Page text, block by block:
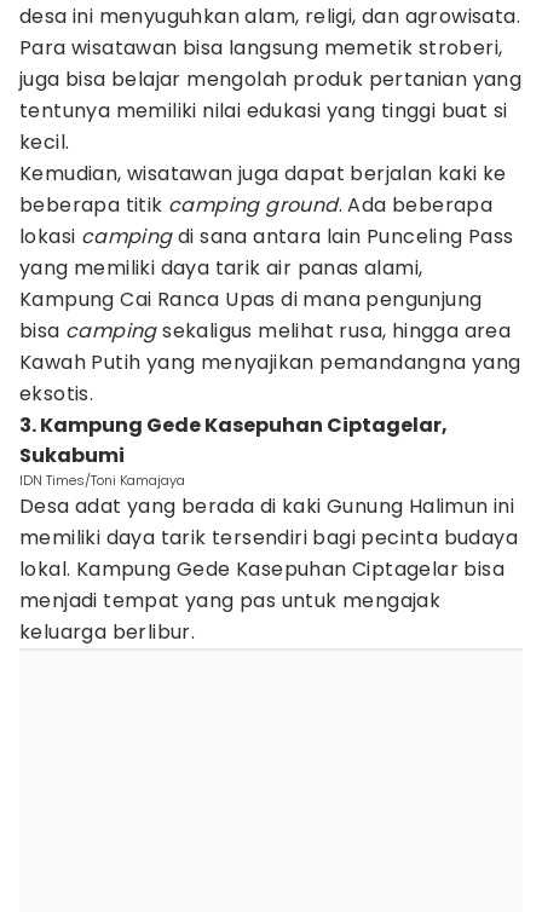
desa ini menyuguhkan alam, religi, dan agrowisata.
Para wisatawan bisa langsung memetik stroberi,
juga bisa belajar mengolah produk pertanian yang
tentunya memiliki nilai edukasi yang tinggi buat si
kecil.
Kemudian, wisatawan juga dapat berjalan kaki ke
beberapa titik camping ground. Ada beberapa
lokasi campingdi sana antara lain Punceling Pass
yang memiliki daya tarik air panas alami,
Kampung Cai Ranca Upas di mana pengunjung
bisa campingsekaligus melihat rusa, hingga area
Kawah Putih yang menyajikan pemandangna yang
eksotis.
3. Kampung Gede Kasepuhan Ciptagelar,
Sukabumi
IDN Times/Toni Kamajaya
Desa adat yang berada di kaki Gunung Halimun ini
memiliki daya tarik tersendiri bagi pecinta budaya
lokal. Kampung Gede Kasepuhan Ciptagelar bisa
menjadi tempat yang pas untuk mengajak
keluarga berlibur.